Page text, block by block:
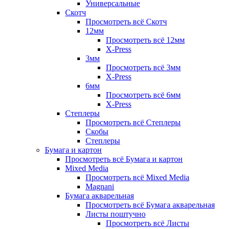
Универсальные
Скотч
Просмотреть всё Скотч
12мм
Просмотреть всё 12мм
X-Press
3мм
Просмотреть всё 3мм
X-Press
6мм
Просмотреть всё 6мм
X-Press
Степлеры
Просмотреть всё Степлеры
Скобы
Степлеры
Бумага и картон
Просмотреть всё Бумага и картон
Mixed Media
Просмотреть всё Mixed Media
Magnani
Бумага акварельная
Просмотреть всё Бумага акварельная
Листы поштучно
Просмотреть всё Листы